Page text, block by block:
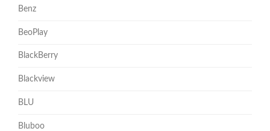
Benz
BeoPlay
BlackBerry
Blackview
BLU
Bluboo